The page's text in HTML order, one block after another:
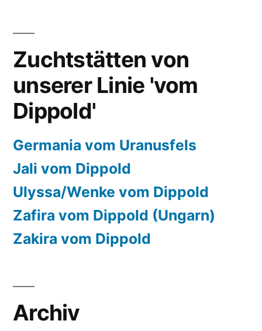
Zuchtstätten von
unserer Linie 'vom
Dippold'
Germania vom Uranusfels
Jali vom Dippold
Ulyssa/Wenke vom Dippold
Zafira vom Dippold (Ungarn)
Zakira vom Dippold
Archiv